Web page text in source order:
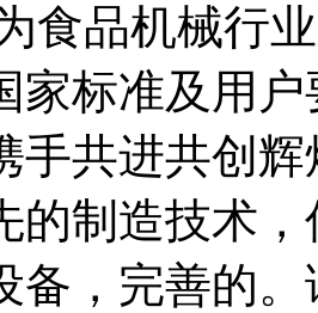
食品机械行
家标准及用
手共进共创
的制造技术
备，完善的